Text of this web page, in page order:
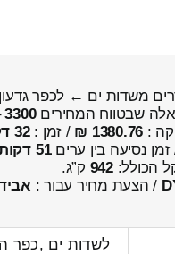
שבטווח המחירים3300
:
1380.76 ₪ / זמן :32 דקות 2 שניות
נסיעה בין ערים51 דקות
הכולל:942 ק”ג.
/ הצעת מחיר עבור :
לשדות ים ,כפר